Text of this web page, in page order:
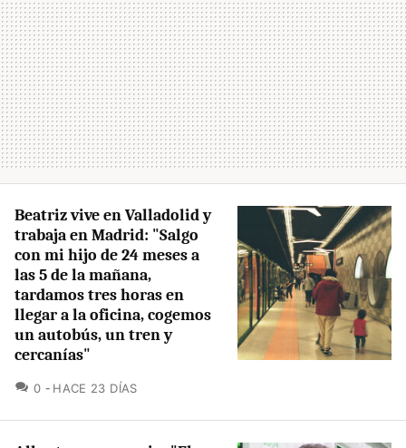
Beatriz vive en Valladolid y
trabaja en Madrid: "Salgo
con mi hijo de 24 meses a
las 5 de la mañana,
tardamos tres horas en
llegar a la oficina, cogemos
un autobús, un tren y
cercanías"
0 COMENTARIOS
HACE 23 DÍAS